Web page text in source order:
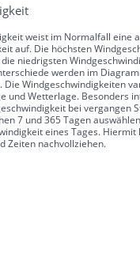
weist im Normalfall eine
auf. Die höchsten
niedrigsten
werden im
Die Windgeschwindigkeiten
und Wetterlage. Besonders
bei vergangen
7 und 365 Tagen
eines Tages. Hiermit
Zeiten nachvollziehen.